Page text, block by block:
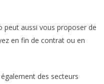
peut aussi vous proposer de
en fin de contrat ou en
des secteurs